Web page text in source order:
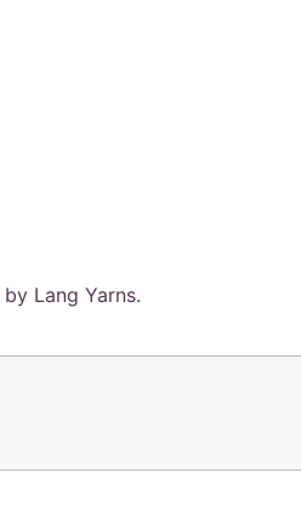
Lang Yarns.